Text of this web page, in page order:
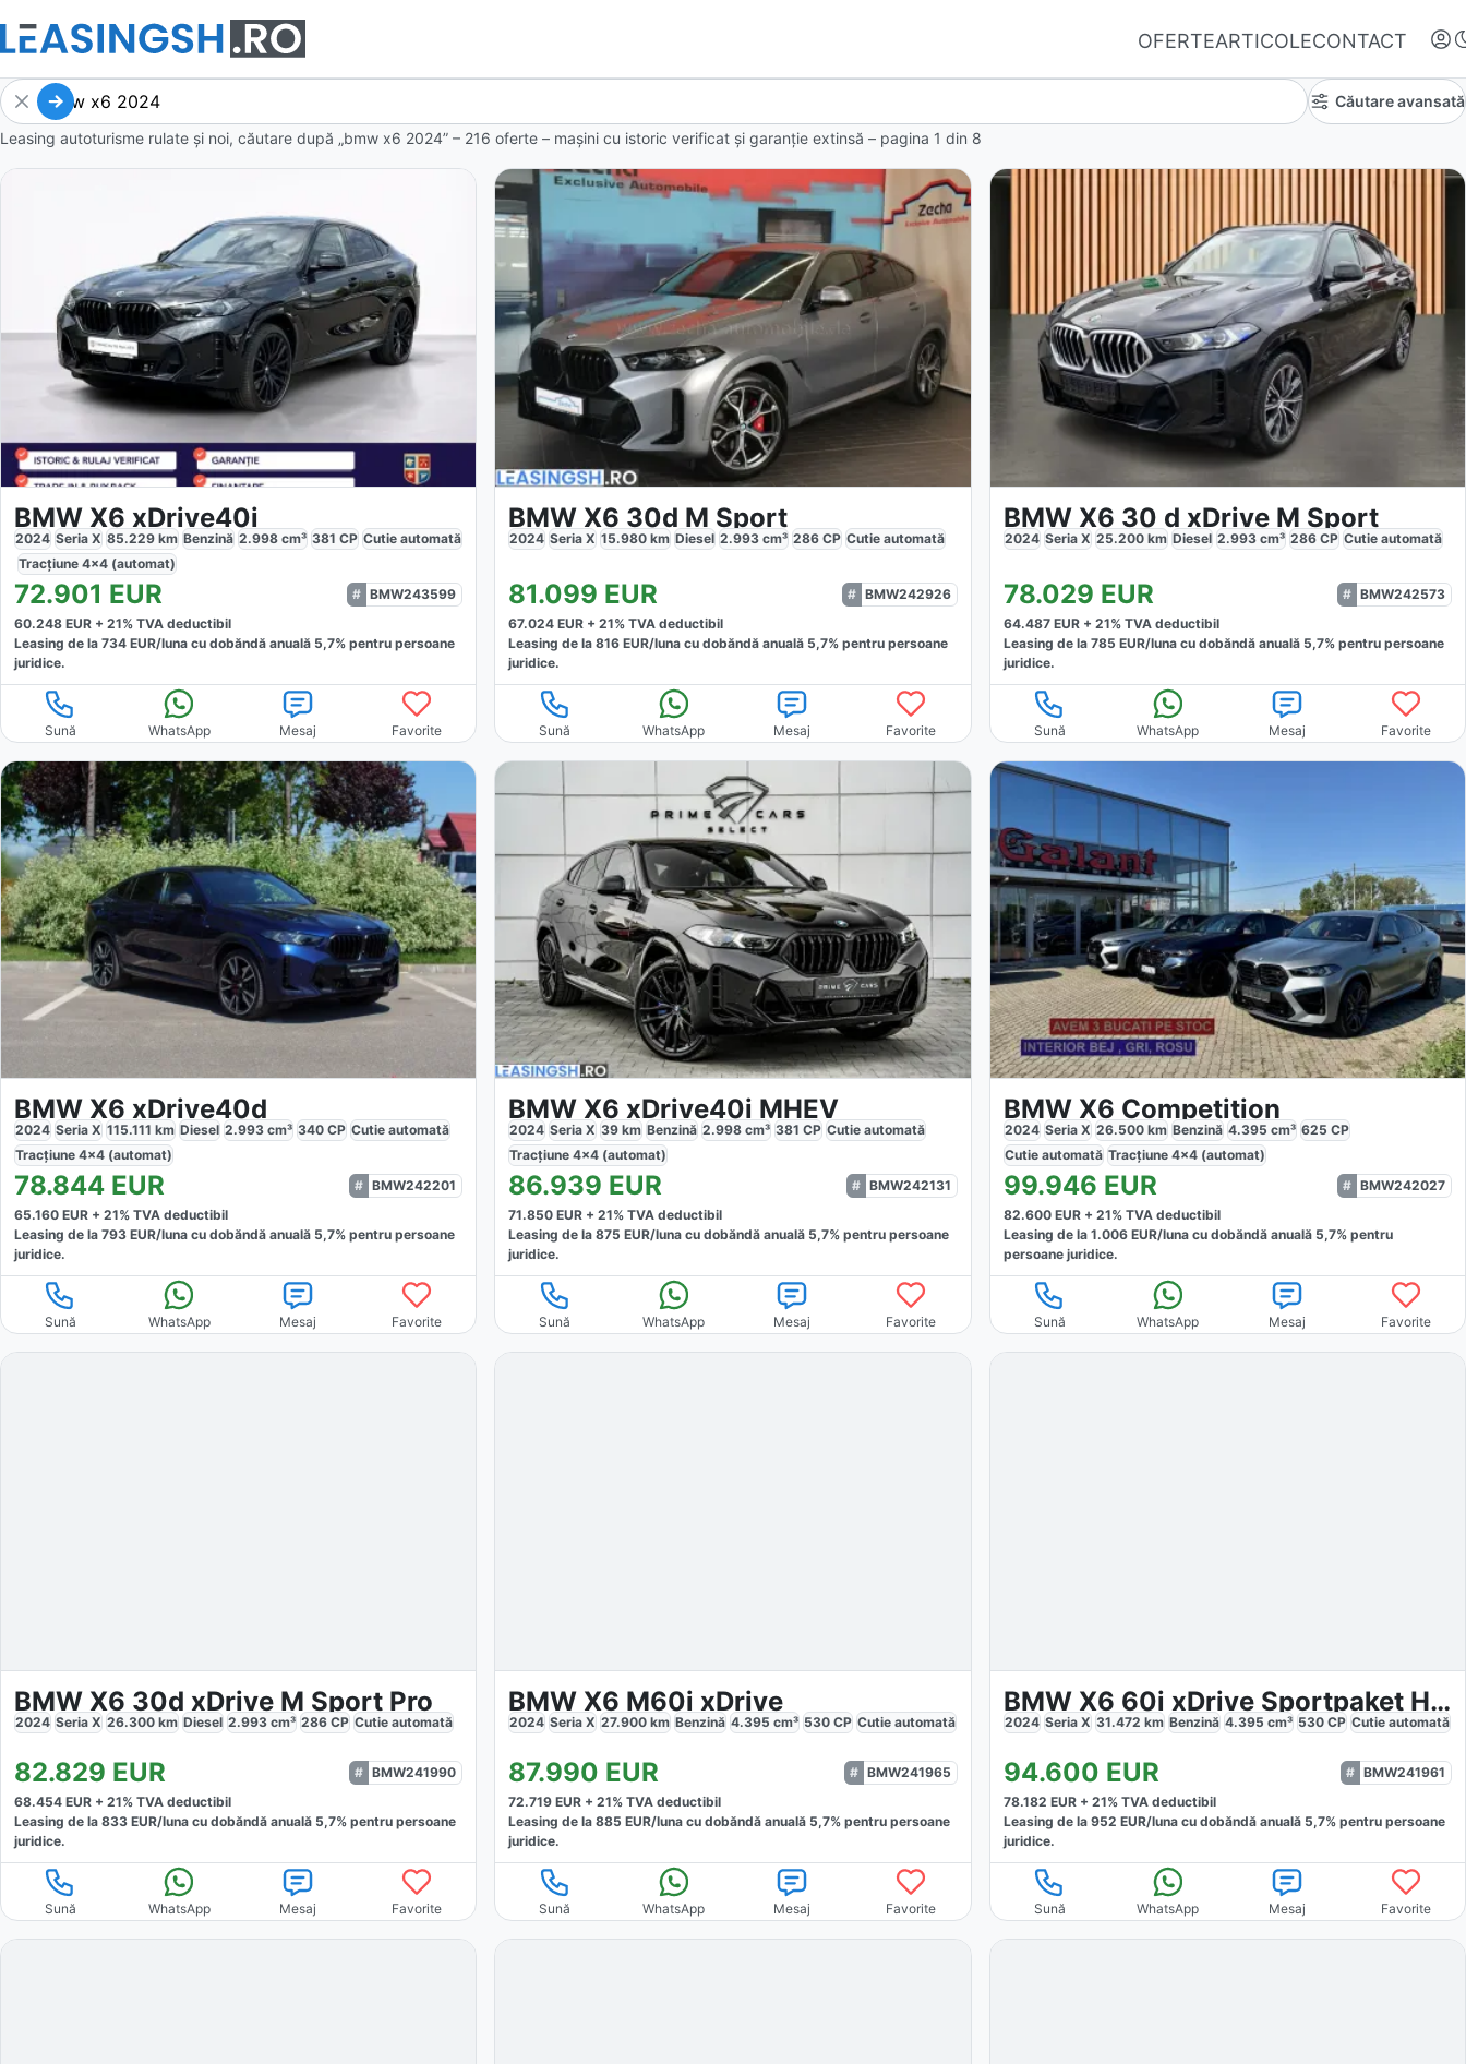
OFERTEARTICOLECONTACT
Autentifică-te
Nu ai oferte favorite
Căutare avansată
Leasing autoturisme rulate și noi, căutare după „bmw x6 2024” – 216 oferte – mașini cu istoric verificat și garanție extinsă – pagina 1 din 8
BMW X6 xDrive40i
2024 Seria X 85.229 km Benzină 2.998 cm³ 381 CP Cutie automată
Tracțiune 4x4 (automat)
72.901 EUR
BMW243599
60.248 EUR + 21% TVA deductibil
Leasing de la 734 EUR/luna cu dobăndă anuală 5,7% pentru persoane
juridice.
Sună WhatsApp Mesaj Favorite
BMW X6 30d M Sport
2024 Seria X 15.980 km Diesel 2.993 cm³ 286 CP Cutieautomată
81.099 EUR
BMW242926
67.024 EUR +21% TVA deductibil
Leasing de la816 EUR/luna cu dobăndă anuală 5,7% pentru persoane
juridice.
Sună WhatsApp Mesaj Favorite
BMW X6 30 d xDrive M Sport
2024 Seria X 25.200km Diesel 2.993cm³ 286CP Cutie automată
78.029 EUR
BMW242573
64.487EUR + 21% TVA deductibil
Leasing de la 785 EUR/lunacu dobăndă anuală 5,7% pentru persoane
juridice.
Sună WhatsApp Mesaj Favorite
BMW X6 xDrive40d
2024 Seria X 115.111 km Diesel 2.993 cm³ 340 CP Cutie automată
Tracțiune 4x4 (automat)
78.844 EUR
BMW242201
65.160 EUR + 21% TVA deductibil
Leasing de la 793 EUR/luna cu dobăndă anuală 5,7% pentru persoane
juridice.
Sună WhatsApp Mesaj Favorite
BMW X6 xDrive40i MHEV
2024 Seria X 39 km Benzină 2.998 cm³ 381 CP Cutieautomată
Tracțiune4x4 (automat)
86.939 EUR
BMW242131
71.850 EUR +21% TVA deductibil
Leasing de la875 EUR/luna cu dobăndă anuală 5,7% pentru persoane
juridice.
Sună WhatsApp Mesaj Favorite
BMW X6 Competition
2024 Seria X 26.500km Benzină 4.395 cm³ 625 CP
Cutie automată Tracțiune 4x4 (automat)
99.946 EUR
BMW242027
82.600EUR + 21% TVA deductibil
Leasing de la 1.006EUR/lunacu dobăndă anuală 5,7% pentru
persoane juridice.
Sună WhatsApp Mesaj Favorite
BMW X6 30d xDrive M Sport Pro
2024 Seria X 26.300 km Diesel 2.993 cm³ 286 CP Cutie automată
82.829 EUR
BMW241990
68.454 EUR + 21% TVA deductibil
Leasing de la 833 EUR/luna cu dobăndă anuală 5,7% pentru persoane
juridice.
Sună WhatsApp Mesaj Favorite
BMW X6 M60i xDrive
2024 Seria X 27.900 km Benzină 4.395 cm³ 530 CP Cutieautomată
87.990 EUR
BMW241965
72.719 EUR +21% TVA deductibil
Leasing de la885 EUR/luna cu dobăndă anuală 5,7% pentru persoane
juridice.
Sună WhatsApp Mesaj Favorite
BMW X6 60i xDrive Sportpaket HUD AD StandHZG
2024 Seria X 31.472 km Benzină 4.395 cm³ 530CP Cutie automată
94.600 EUR
BMW241961
78.182 EUR + 21% TVA deductibil
Leasing de la 952 EUR/lunacu dobăndă anuală 5,7% pentru persoane
juridice.
Sună WhatsApp Mesaj Favorite